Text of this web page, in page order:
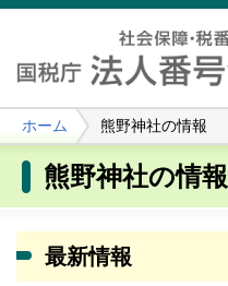
ホーム 熊野神社の情報
熊野神社の情報
最新情報